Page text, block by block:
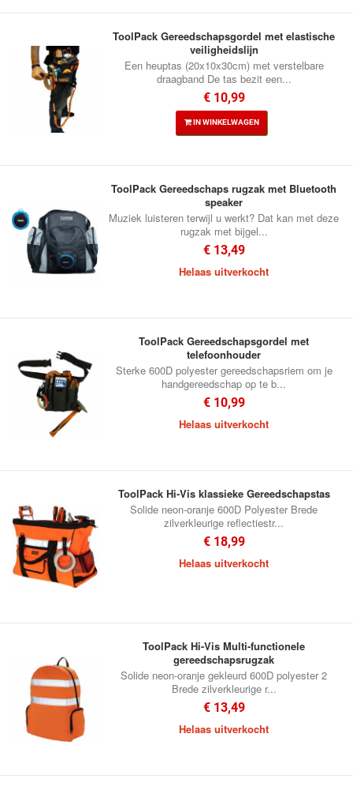
ToolPack Gereedschapsgordel met elastische
veiligheidslijn
Een heuptas (20x10x30cm) met verstelbare
draagband De tas bezit een...
€ 10,99
IN WINKELWAGEN
ToolPack Gereedschaps rugzak met Bluetooth
speaker
Muziek luisteren terwijl u werkt? Dat kan met deze
rugzak met bijgel...
€ 13,49
Helaas uitverkocht
ToolPack Gereedschapsgordel met
telefoonhouder
Sterke 600D polyester gereedschapsriem om je
handgereedschap op te b...
€ 10,99
Helaas uitverkocht
ToolPack Hi-Vis klassieke Gereedschapstas
Solide neon-oranje 600D Polyester Brede
zilverkleurige reflectiestr...
€ 18,99
Helaas uitverkocht
ToolPack Hi-Vis Multi-functionele
gereedschapsrugzak
Solide neon-oranje gekleurd 600D polyester 2
Brede zilverkleurige r...
€ 13,49
Helaas uitverkocht